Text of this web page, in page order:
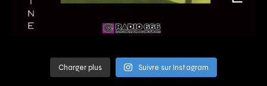
Charger plus Suivre sur Instagram